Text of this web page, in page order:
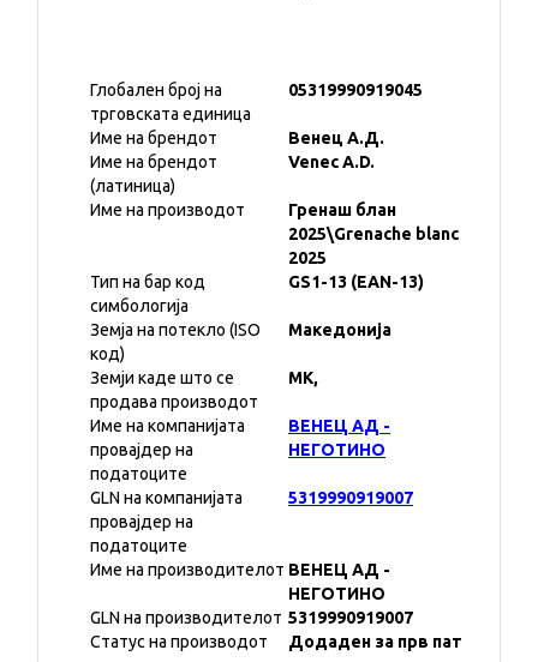
Глобален број на
трговската единица
05319990919045
Име на брендот
Венец А.Д.
Име на брендот
(латиница)
Venec A.D.
Име на производот
Гренаш блан
2025\Grenache blanc
2025
Тип на бар код
симбологија
GS1-13 (EAN-13)
Земја на потекло (ISO
код)
Македонија
Земји каде што се
продава производот
MK,
Име на компанијата
провајдер на
податоците
ВЕНЕЦ АД -
НЕГОТИНО
GLN на компанијата
провајдер на
податоците
5319990919007
Име на производителот ВЕНЕЦ АД -
НЕГОТИНО
GLN на производителот 5319990919007
Статус на производот
Додаден за прв пат